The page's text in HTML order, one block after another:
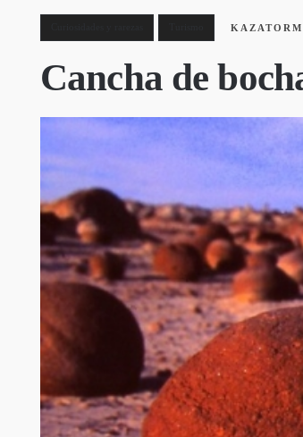
Cancha de